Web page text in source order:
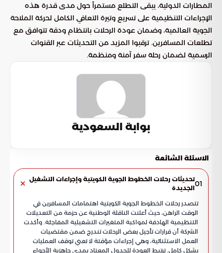
المطارات الدولية، يبقى التطلع مستمراً حول مدى قدرة هذه
الإجراءات التنظيمية على تسريع وتيرة التعافي الكامل لحركة الملاحة
الجوية العالمية، وضمان عودة الرحلات بانتظام ودقة تتوافق مع
تطلعات المسافرين. ترقبوا المزيد من التحديثات عبر القنوات
الرسمية لضمان رحلة سفر آمنة ومنظمة.
بوابة السعودية
الاسئلة الشائعة
01تحديثات رحلات الخطوط الجوية الكويتية وإجراءات التشغيل
الجديدة
تتصدر رحلات الخطوط الجوية الكويتية اهتمامات المسافرين في
الوقت الراهن، حيث أعلنت الناقلة الوطنية عن حزمة من التعديلات
التنظيمية الهادفة لمواكبة المتغيرات التشغيلية المفاجئة. وأكدت
الشركة أن قرارات تأجيل بعض الرحلات تندرج ضمن مقتضيات
العمل الاستثنائية، وهي إجراءات مؤقتة لا تعني توقف العمليات
بشكل كامل. ترتبط العودة للجدول المعتاد بمدى جاهزية الأجواء